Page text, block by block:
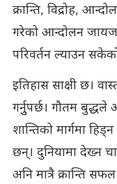
क्रान्ति, विद्रोह,
गरेको आन्दोलन
परिवर्तन ल्याउन
इतिहास साक्षी छ।
गर्नुुपर्छ। गौतम बुद्धले
शान्तिको मार्गमा
छन्। दुनियामा देख्न
अनि मात्रै क्रान्ति